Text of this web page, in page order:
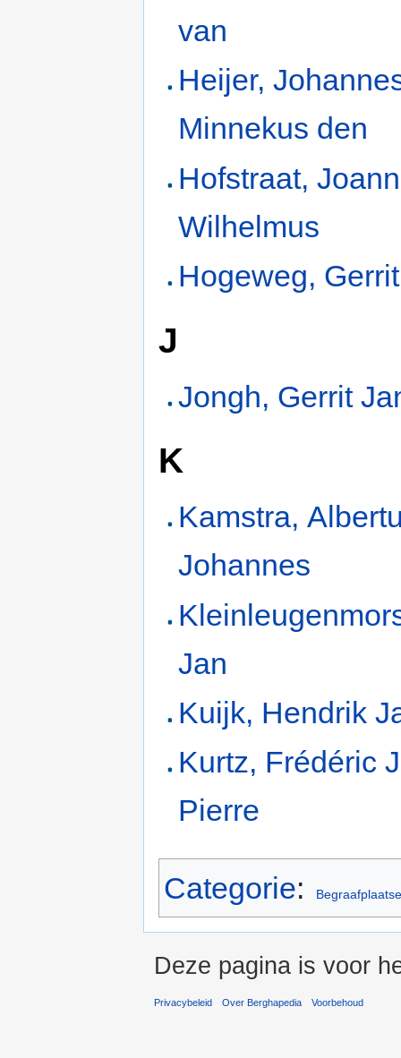
van
Heijer,
Minnekus den
Hofstraat,
Wilhelmus
Hogeweg,
J
Jongh, Gerrit
K
Kamstra,
Johannes
Jan
Kuijk, Hendrik
Kurtz, Frédéric
Pierre
Categorie:
Deze pagina is voor
Privacybeleid Over Berghapedia Voorbehoud